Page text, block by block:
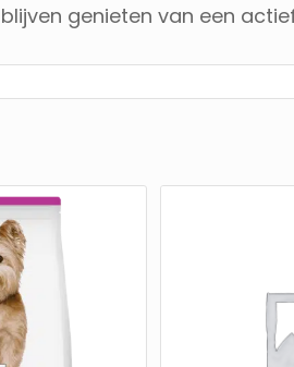
blijven genieten van een